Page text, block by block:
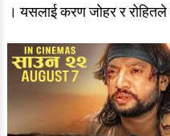
। यसलाई करण जोहर र